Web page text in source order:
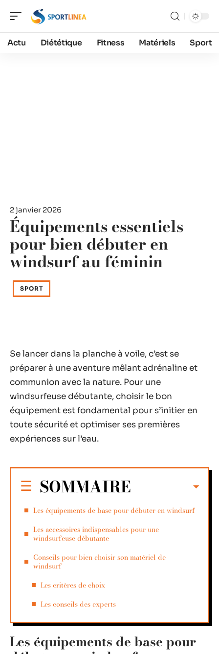
Actu Diététique Fitness Matériels Sport
2 janvier 2026
Équipements essentiels
pour bien débuter en
windsurf au féminin
SPORT
Se lancer dans la planche à voile, c’est se
préparer à une aventure mêlant adrénaline et
communion avec la nature. Pour une
windsurfeuse débutante, choisir le bon
équipement est fondamental pour s’initier en
toute sécurité et optimiser ses premières
expériences sur l’eau.
SOMMAIRE
Les équipements de base pour débuter en windsurf
Les accessoires indispensables pour une
windsurfeuse débutante
Conseils pour bien choisir son matériel de
windsurf
Les critères de choix
Les conseils des experts
Les équipements de base pour